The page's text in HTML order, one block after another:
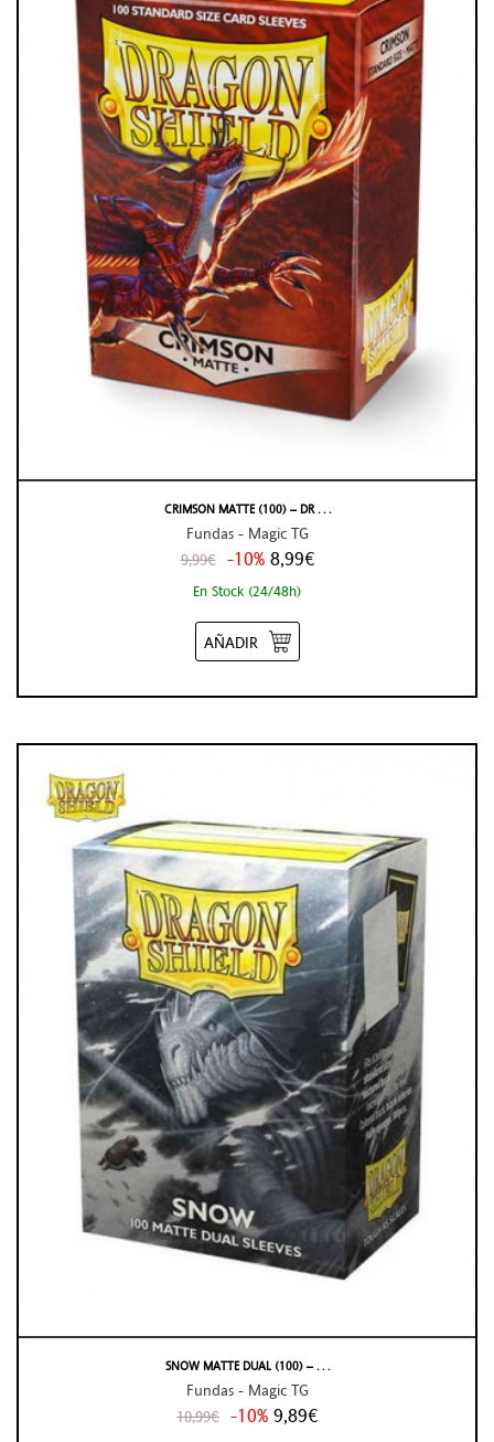
CRIMSON MATTE (100) – DR . . .
Fundas - Magic TG
9,99€ -10% 8,99€
En Stock (24/48h)
AÑADIR
SNOW MATTE DUAL (100) – . . .
Fundas - Magic TG
10,99€ -10% 9,89€